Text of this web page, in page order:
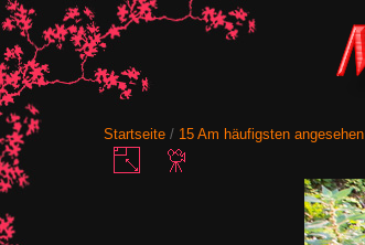
Startseite / 15 Am häufigsten angesehen